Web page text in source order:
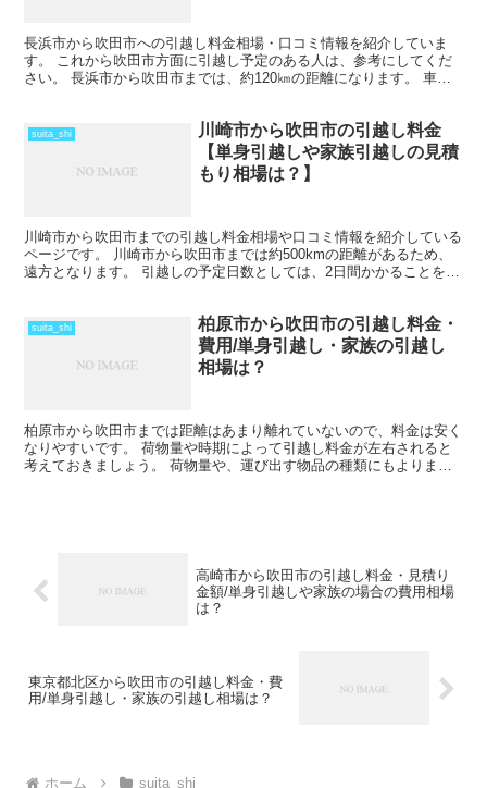
長浜市から吹田市への引越し料金相場・口コミ情報を紹介していま
す。 これから吹田市方面に引越し予定のある人は、参考にしてくだ
さい。 長浜市から吹田市までは、約120㎞の距離になります。 車で
suita_shi
川崎市から吹田市の引越し料金
【単身引越しや家族引越しの見積
もり相場は？】
川崎市から吹田市までの引越し料金相場や口コミ情報を紹介している
ページです。 川崎市から吹田市までは約500kmの距離があるため、
遠方となります。 引越しの予定日数としては、2日間かかることを考
suita_shi
柏原市から吹田市の引越し料金・
費用/単身引越し・家族の引越し
相場は？
柏原市から吹田市までは距離はあまり離れていないので、料金は安く
なりやすいです。 荷物量や時期によって引越し料金が左右されると
考えておきましょう。 荷物量や、運び出す物品の種類にもよります
高崎市から吹田市の引越し料金・見積り
金額/単身引越しや家族の場合の費用相場
は？
東京都北区から吹田市の引越し料金・費
用/単身引越し・家族の引越し相場は？
ホーム suita_shi